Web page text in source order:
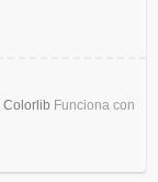
Colorlib Funciona con